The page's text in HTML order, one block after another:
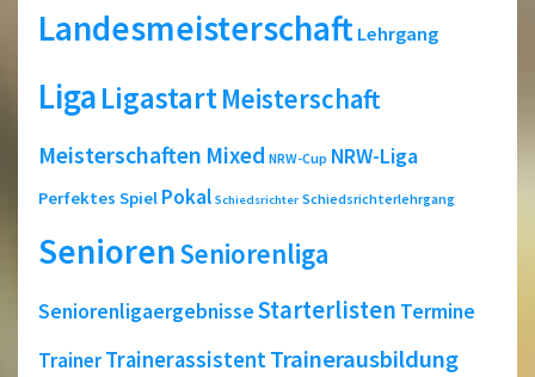
Landesmeisterschaft Lehrgang
LigaLigastartMeisterschaft
Meisterschaften Mixed NRW-Cup NRW-Liga
Perfektes Spiel Pokal Schiedsrichter Schiedsrichterlehrgang
SeniorenSeniorenliga
SeniorenligaergebnisseStarterlisten Termine
TrainerTrainerassistentTrainerausbildung